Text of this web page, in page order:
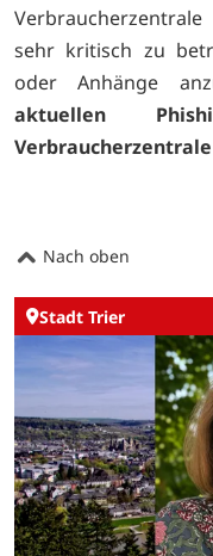
sehr kritisch zu
oder Anhänge
aktuellen
Nach oben
Stadt Trier